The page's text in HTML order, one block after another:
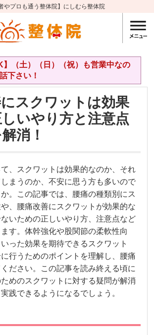
やプロも通う整体院】にしむら整体院
】（土）（日）（祝）も営業中なの
下さい！
スクワットは効果
いやり方と注意点
消！
、スクワットは効果的なのか、それ
まうのか、不安に思う方も多いので
。この記事では、腰痛の種類別にス
、腰痛改善にスクワットが効果的な
いための正しいやり方、注意点など
す。体幹強化や股関節の柔軟性向
いった効果を期待できるスクワット
行うためのポイントを理解し、腰痛
ださい。この記事を読み終える頃に
めのスクワットに対する疑問が解消
践できるようになるでしょう。